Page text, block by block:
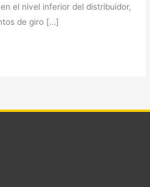
el nivel inferior del distribuidor,
de giro […]